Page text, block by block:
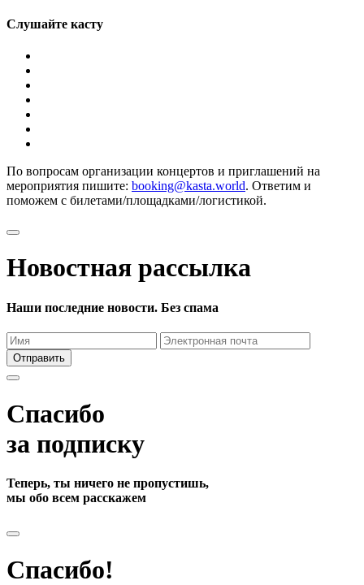
Слушайте касту
По вопросам организации концертов и приглашений на
мероприятия пишите: booking@kasta.world. Ответим и
поможем с билетами/площадками/логистикой.
Новостная рассылка
Наши последние новости. Без спама
Отправить
Спасибо
за подписку
Теперь, ты ничего не пропустишь,
мы обо всем расскажем
Спасибо!